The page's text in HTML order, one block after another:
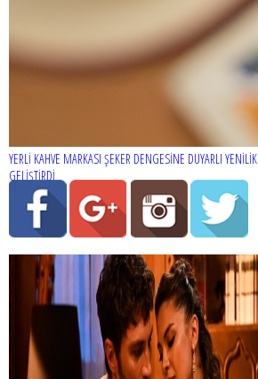
YERLİ KAHVE MARKASI ŞEKER DENGESİNE DUYARLI YENİLİK
GELİŞTİRDİ